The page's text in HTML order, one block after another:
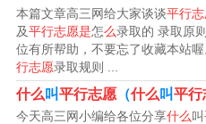
置一个平行院校志愿和一个
平行志愿是指高考志愿的一
志愿中包含若干所平行的院
时，可在指定的批次同时填报
本篇文章高三网给大家谈谈平行
及平行志愿是怎么录取的 录取原则
位有所帮助，不要忘了收藏本站喔
行志愿录取规则 ...
什么叫平行志愿 （什么叫平行
今天高三网小编给各位分享什么叫